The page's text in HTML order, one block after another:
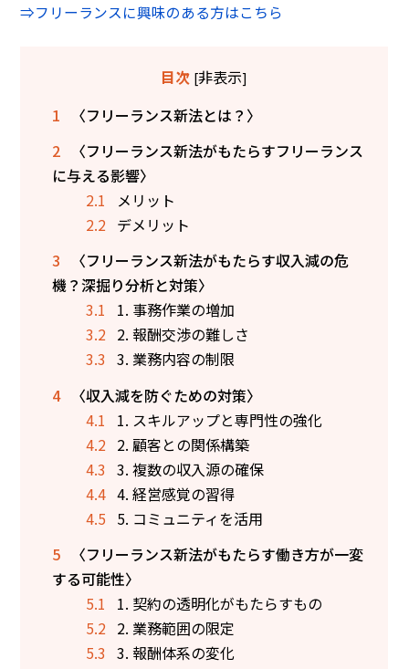
⇒フリーランスに興味のある方はこちら
目次 [非表示]
1
〈フリーランス新法とは？〉
2
〈フリーランス新法がもたらすフリーランス
に与える影響〉
2.1
メリット
2.2 デメリット
3
〈フリーランス新法がもたらす収入減の危
機？深掘り分析と対策〉
3.1
1. 事務作業の増加
3.2 2. 報酬交渉の難しさ
3.3 3. 業務内容の制限
4
〈収入減を防ぐための対策〉
4.1
1. スキルアップと専門性の強化
4.2 2. 顧客との関係構築
4.3 3. 複数の収入源の確保
4.4 4. 経営感覚の習得
4.5 5. コミュニティを活用
5
〈フリーランス新法がもたらす働き方が一変
する可能性〉
5.1
1. 契約の透明化がもたらすもの
5.2 2. 業務範囲の限定
5.3 3. 報酬体系の変化